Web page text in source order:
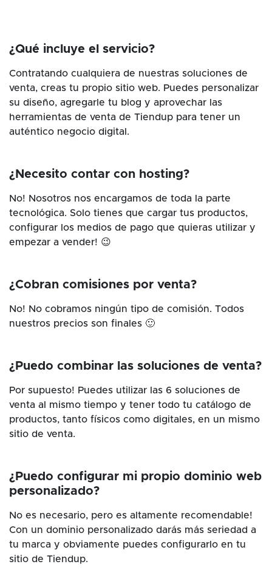
¿Qué incluye el servicio?
Contratando cualquiera de nuestras soluciones de
venta, creas tu propio sitio web. Puedes personalizar
su diseño, agregarle tu blog y aprovechar las
herramientas de venta de Tiendup para tener un
auténtico negocio digital.
¿Necesito contar con hosting?
No! Nosotros nos encargamos de toda la parte
tecnológica. Solo tienes que cargar tus productos,
configurar los medios de pago que quieras utilizar y
empezar a vender! 😉
¿Cobran comisiones por venta?
No! No cobramos ningún tipo de comisión. Todos
nuestros precios son finales 🙂
¿Puedo combinar las soluciones de venta?
Por supuesto! Puedes utilizar las 6 soluciones de
venta al mismo tiempo y tener todo tu catálogo de
productos, tanto físicos como digitales, en un mismo
sitio de venta.
¿Puedo configurar mi propio dominio web
personalizado?
No es necesario, pero es altamente recomendable!
Con un dominio personalizado darás más seriedad a
tu marca y obviamente puedes configurarlo en tu
sitio de Tiendup.